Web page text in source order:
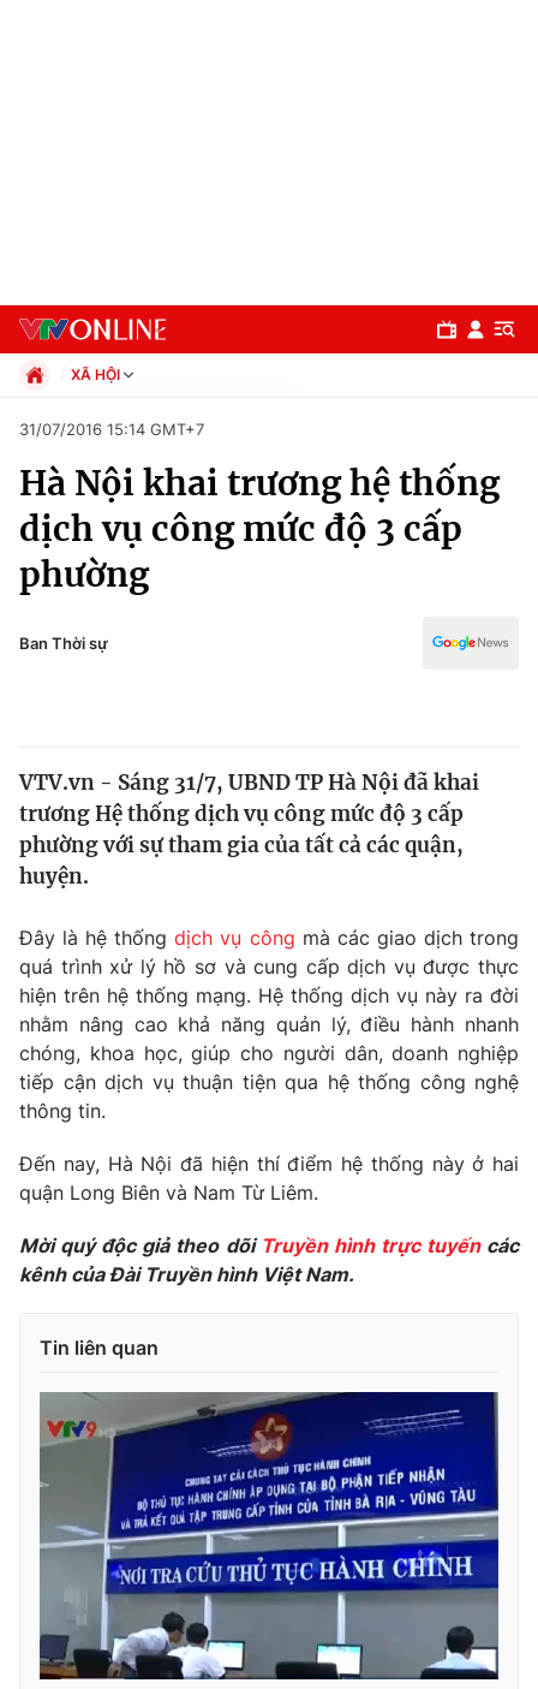
Chuyên mục
Chính trị
Thế giới
Tin tức
Thế giới đó đây
Câu chuyện quốc tế
Kinh tế
Tài chính
Thị trường
Góc doanh nghiệp
Dữ liệu và đời sống
Truyền hình
Phim VTV
Nhân vật
Giải sao mai
Giải trí
Điện ảnh
Âm nhạc
Sao
Đời sống
Làm đẹp
Giáo dục
Học trực tuyến
Hitech Công nghệ tương lai
Thị trường
Lịch phát sóng
Chuyên mục khác
Emagazine Podcast
Photo Infographic
XÃ HỘI
Xã hội
Pháp luật
Kinh tế
Thể thao
Truyền hình
Văn hóa - Giải trí
Đời sống
31/07/2016 15:14 GMT+7
Hà Nội khai trương hệ thống
dịch vụ công mức độ 3 cấp
phường
Ban Thời sự
VTV.vn - Sáng 31/7, UBND TP Hà Nội đã khai
trương Hệ thống dịch vụ công mức độ 3 cấp
phường với sự tham gia của tất cả các quận,
huyện.
Đây là hệ thốngdịch vụ công mà các giao dịch trong
quá trình xử lý hồ sơ và cung cấp dịch vụ được thực
hiện trên hệ thống mạng. Hệ thống dịch vụ này ra đời
nhằm nâng cao khả năng quản lý, điều hành nhanh
chóng, khoa học, giúp cho người dân, doanh nghiệp
tiếp cận dịch vụ thuận tiện qua hệ thống công nghệ
thông tin.
Đến nay, Hà Nội đã hiện thí điểm hệ thống này ở hai
quận Long Biên và Nam Từ Liêm.
Mời quý độc giả theo dõi Truyền hình trực tuyếncác
kênh của Đài Truyền hình Việt Nam.
Tin liên quan